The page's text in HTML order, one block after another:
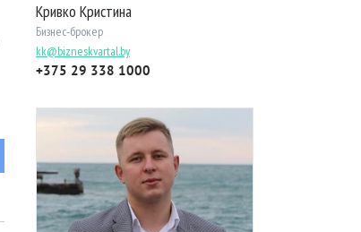
Кривко Кристина
Бизнес-брокер
kk@bizneskvartal.by
+375 29 338 1000